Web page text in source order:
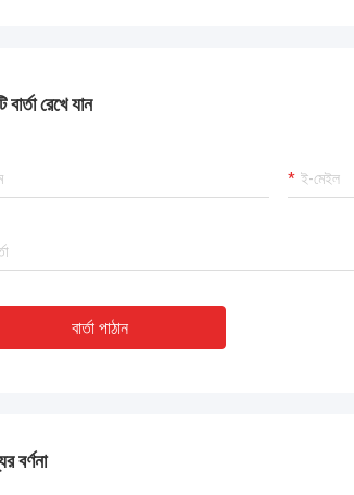
বার্তা রেখে যান
বার্তা পাঠান
বর্ণনা